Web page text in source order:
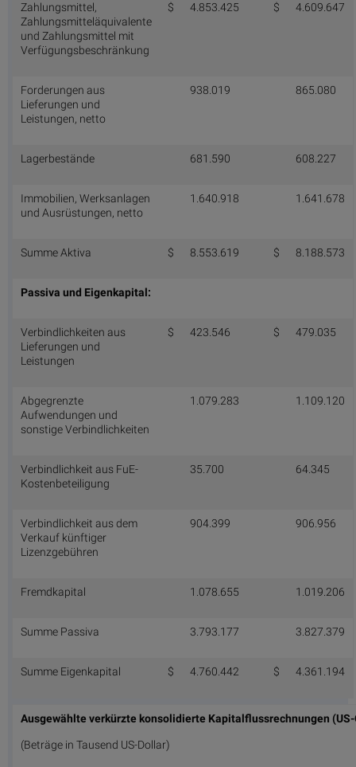
Zahlungsmittel,
Zahlungsmitteläquivalente
und Zahlungsmittel mit
Verfügungsbeschränkung
$ 4.853.425 $ 4.609.647
Forderungen aus
Lieferungen und
Leistungen, netto
938.019 865.080
Lagerbestände 681.590 608.227
Immobilien, Werksanlagen
und Ausrüstungen, netto
1.640.918 1.641.678
Summe Aktiva $ 8.553.619 $ 8.188.573
Passiva und Eigenkapital:
Verbindlichkeiten aus
Lieferungen und
Leistungen
$ 423.546 $ 479.035
Abgegrenzte
Aufwendungen und
sonstige Verbindlichkeiten
1.079.283 1.109.120
Verbindlichkeit aus FuE-
Kostenbeteiligung
35.700 64.345
Verbindlichkeit aus dem
Verkauf künftiger
Lizenzgebühren
904.399 906.956
Fremdkapital 1.078.655 1.019.206
Summe Passiva 3.793.177 3.827.379
Summe Eigenkapital $ 4.760.442 $ 4.361.194
Ausgewählte verkürzte konsolidierte Kapitalflussrechnungen (US-
(Beträge in Tausend US-Dollar)